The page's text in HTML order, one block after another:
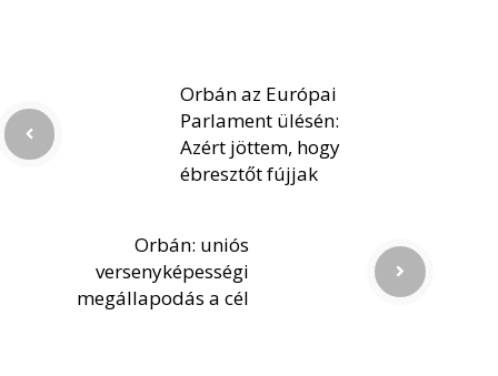
Orbán az Európai
Parlament ülésén:
Azért jöttem, hogy
ébresztőt fújjak
Orbán: uniós
versenyképességi
megállapodás a cél